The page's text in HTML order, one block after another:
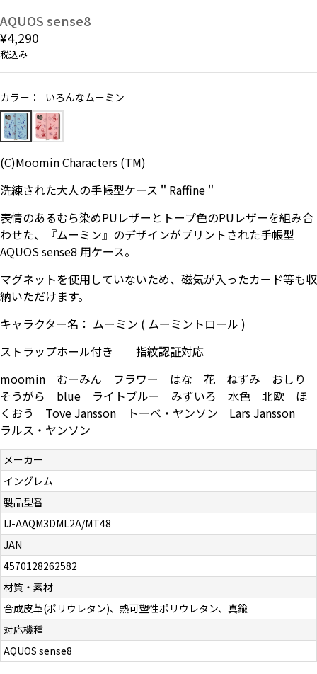
会社概要
よくある質問
お問い合わせ（一般の皆様）
お問い合わせ（企業様）
AQUOS sense8
¥4,290
税込み
カラー： いろんなムーミン
(C)Moomin Characters (TM)
洗練された大人の手帳型ケース＂Raffine＂
表情のあるむら染めPUレザーとトープ色のPUレザーを組み合
わせた、『ムーミン』のデザインがプリントされた手帳型
AQUOS sense8 用ケース。
マグネットを使用していないため、磁気が入ったカード等も収
納いただけます。
キャラクター名： ムーミン ( ムーミントロール )
ストラップホール付き 指紋認証対応
moomin むーみん フラワー はな 花 ねずみ おしり
そうがら blue ライトブルー みずいろ 水色 北欧 ほ
くおう Tove Jansson トーベ・ヤンソン Lars Jansson
ラルス・ヤンソン
メーカー
イングレム
製品型番
IJ-AAQM3DML2A/MT48
JAN
4570128262582
材質・素材
合成皮革(ポリウレタン)、熱可塑性ポリウレタン、真鍮
対応機種
AQUOS sense8